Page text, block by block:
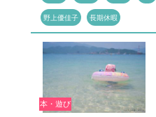
野上優佳子 長期休暇
本・遊び